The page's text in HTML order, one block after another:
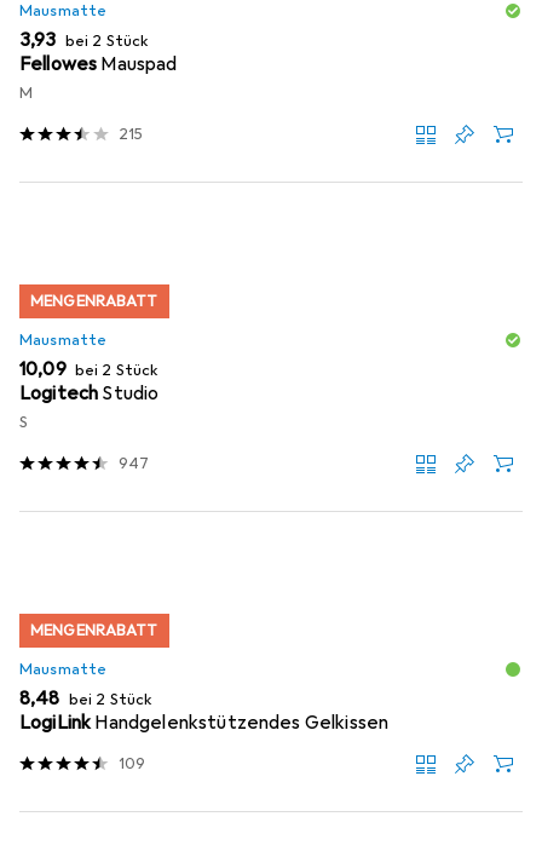
Mausmatte
EUR
3,93 bei 2 Stück
Fellowes Mauspad
M
215
MENGENRABATT
Mausmatte
EUR
10,09 bei 2 Stück
Logitech Studio
S
947
MENGENRABATT
Mausmatte
EUR
8,48 bei 2 Stück
LogiLinkHandgelenkstützendes Gelkissen
109